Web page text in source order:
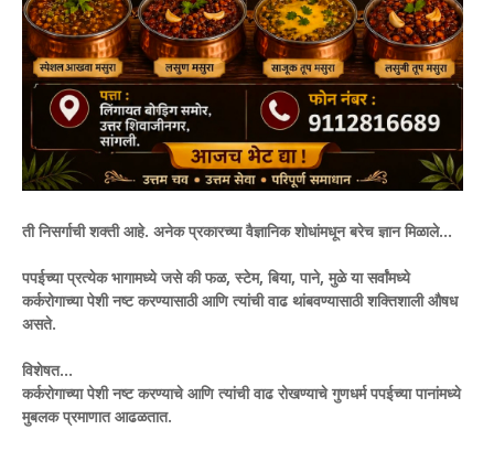
ती निसर्गाची शक्ती आहे. अनेक प्रकारच्या वैज्ञानिक शोधांमधून बरेच ज्ञान मिळाले...
पपईच्या प्रत्येक भागामध्ये जसे की फळ, स्टेम, बिया, पाने, मुळे या सर्वांमध्ये
कर्करोगाच्या पेशी नष्ट करण्यासाठी आणि त्यांची वाढ थांबवण्यासाठी शक्तिशाली औषध
असते.
विशेषत...
कर्करोगाच्या पेशी नष्ट करण्याचे आणि त्यांची वाढ रोखण्याचे गुणधर्म पपईच्या पानांमध्ये
मुबलक प्रमाणात आढळतात.